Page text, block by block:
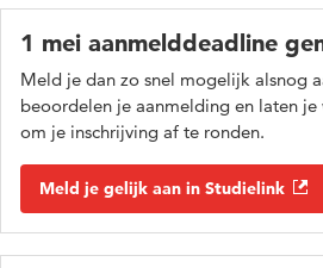
1 mei aanmelddeadline
Meld je dan zo snel mogelijk alsnog
beoordelen je aanmelding en laten
om je inschrijving af te ronden.
Meld je gelijk aan in Studielink